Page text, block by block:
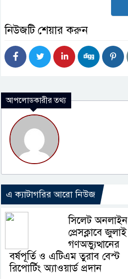
নিউজটি শেয়ার করুন
আপলোডকারীর তথ্য
এ ক্যাটাগরির আরো নিউজ
সিলেট অনলাইন
প্রেসক্লাবে জুলাই
গণঅভ্যুত্থানের
বর্ষপূর্তি ও এটিএম তুরাব বেস্ট
রিপোর্টিং অ্যাওয়ার্ড প্রদান